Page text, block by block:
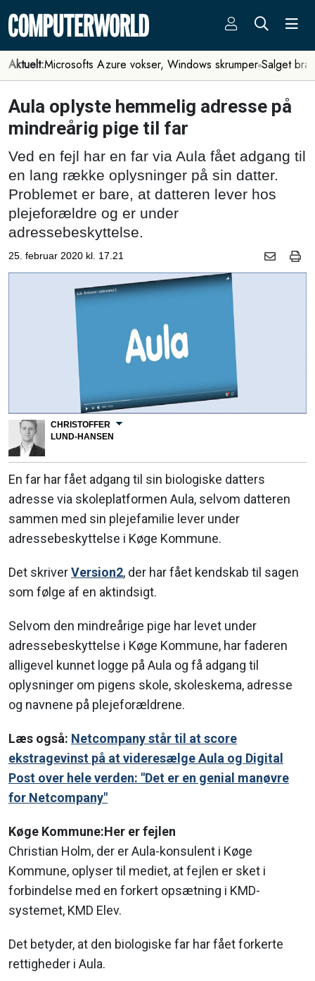
Aktuelt:Microsofts Azure vokser, Windows skrumper Salget
Aula oplyste hemmelig adresse på
mindreårig pige til far
Ved en fejl har en far via Aula fået adgang til
en lang række oplysninger på sin datter.
Problemet er bare, at datteren lever hos
plejeforældre og er under
adressebeskyttelse.
25. februar 2020 kl. 17.21
CHRISTOFFER
LUND-HANSEN
En far har fået adgang til sin biologiske datters
adresse via skoleplatformen Aula, selvom datteren
sammen med sin plejefamilie lever under
adressebeskyttelse i Køge Kommune.
Det skriverVersion2, der har fået kendskab til sagen
som følge af en aktindsigt.
Selvom den mindreårige pige har levet under
adressebeskyttelse i Køge Kommune, har faderen
alligevel kunnet logge på Aula og få adgang til
oplysninger om pigens skole, skoleskema, adresse
og navnene på plejeforældrene.
Læs også: Netcompany står til at score
ekstragevinst på at videresælge Aula og Digital
Post over hele verden: "Det er en genial manøvre
for Netcompany"
Køge Kommune:Her er fejlen
Christian Holm, der er Aula-konsulent i Køge
Kommune, oplyser til mediet, at fejlen er sket i
forbindelse med en forkert opsætning i KMD-
systemet, KMD Elev.
Det betyder, at den biologiske far har fået forkerte
rettigheder i Aula.